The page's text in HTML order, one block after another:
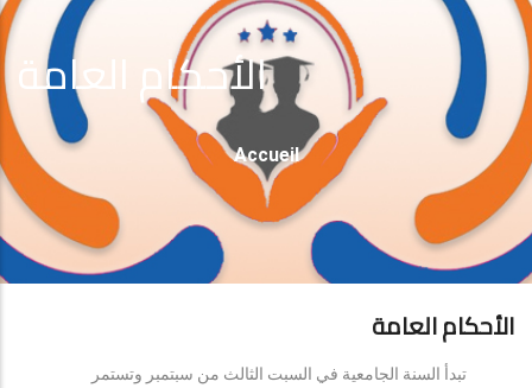
الأحكام العامة
Fil
D'Ariane
Accueil
الأحكام العامة
تبدأ السنة الجامعية في السبت الثالث من سبتمبر وتستمر